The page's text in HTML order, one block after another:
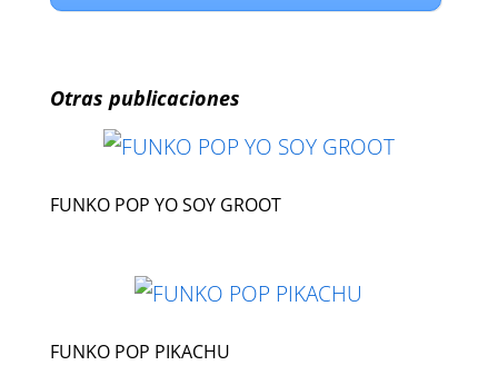
Otras publicaciones
FUNKO POP YO SOY GROOT
FUNKO POP PIKACHU